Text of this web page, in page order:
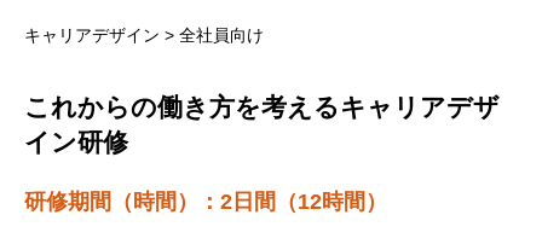
代表取締役プロフィール
お問い合わせ
お知らせ
キャリアデザイン > 全社員向け
これからの働き方を考えるキャリアデザ
イン研修
研修期間（時間）：2日間（12時間）